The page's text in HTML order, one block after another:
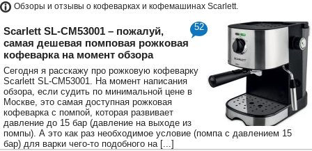
Обзоры и отзывы о кофеварках и кофемашинах Scarlett.
52
Scarlett SL-CM53001 – пожалуй,
самая дешевая помповая рожковая
кофеварка на момент обзора
Сегодня я расскажу про рожковую кофеварку
Scarlett SL-CM53001. На момент написания
обзора, если судить по минимальной цене в
Москве, это самая доступная рожковая
кофеварка с помпой, которая развивает
давление до 15 бар (давление на выходе из
помпы). А это как раз необходимое условие (помпа с давлением 15
бар) для варки чего-то подобного на [...]